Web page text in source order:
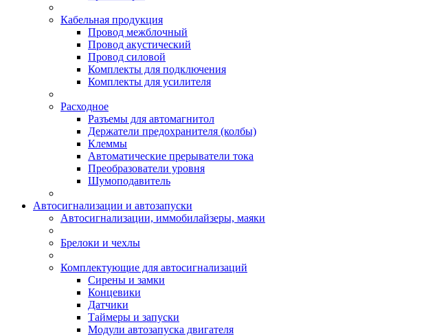
Кабельная продукция
Провод межблочный
Провод акустический
Провод силовой
Комплекты для подключения
Комплекты для усилителя
Расходное
Разъемы для автомагнитол
Держатели предохранителя (колбы)
Клеммы
Автоматические прерыватели тока
Преобразователи уровня
Шумоподавитель
Автосигнализации и автозапуски
Автосигнализации, иммобилайзеры, маяки
Брелоки и чехлы
Комплектующие для автосигнализаций
Сирены и замки
Концевики
Датчики
Таймеры и запуски
Модули автозапуска двигателя